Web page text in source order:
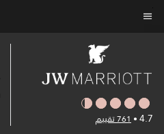
Skip
4.7
•761 تقييم